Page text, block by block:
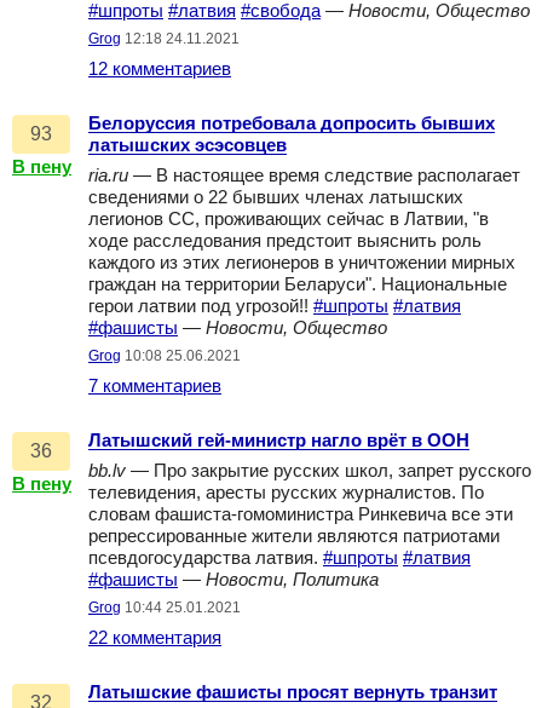
#шпроты #латвия #свобода — Новости, Общество
Grog 12:18 24.11.2021
12 комментариев
93
В пену
Белоруссия потребовала допросить бывших
латышских эсэсовцев
ria.ru — В настоящее время следствие располагает
сведениями о 22 бывших членах латышских
легионов СС, проживающих сейчас в Латвии, "в
ходе расследования предстоит выяснить роль
каждого из этих легионеров в уничтожении мирных
граждан на территории Беларуси". Национальные
герои латвии под угрозой!! #шпроты #латвия
#фашисты — Новости, Общество
Grog 10:08 25.06.2021
7 комментариев
36
В пену
Латышский гей-министр нагло врёт в ООН
bb.lv — Про закрытие русских школ, запрет русского
телевидения, аресты русских журналистов. По
словам фашиста-гомоминистра Ринкевича все эти
репрессированные жители являются патриотами
псевдогосударства латвия. #шпроты #латвия
#фашисты — Новости, Политика
Grog 10:44 25.01.2021
22 комментария
32
Латышские фашисты просят вернуть транзит